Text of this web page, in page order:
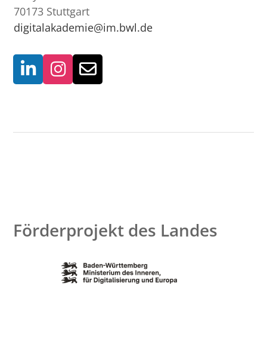
70173 Stuttgart
digitalakademie@im.bwl.de
Förderprojekt des Landes